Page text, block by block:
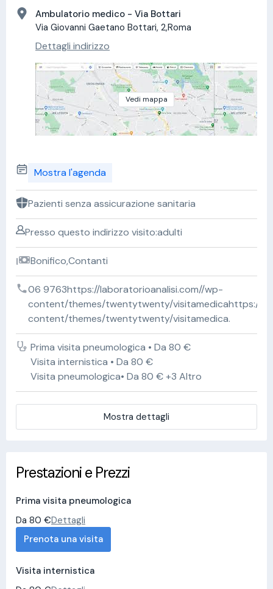
Ambulatorio medico - Via Bottari
Via Giovanni Gaetano Bottari, 2,Roma
Dettagli indirizzo
Vedi mappa
Mostra l'agenda
Pazienti senza assicurazione sanitaria
Presso questo indirizzo visito:adulti
Bonifico,Contanti
06 9763https://laboratorioanalisi.com//wp-
content/themes/twentytwenty/visitamedicahttps://
content/themes/twentytwenty/visitamedica.
Prima visita pneumologica • Da 80 €
Visita internistica • Da 80 €
Visita pneumologica• Da 80 € +3 Altro
Mostra dettagli
Prestazioni e Prezzi
Prima visita pneumologica
Da 80 €Dettagli
Prenota una visita
Visita internistica